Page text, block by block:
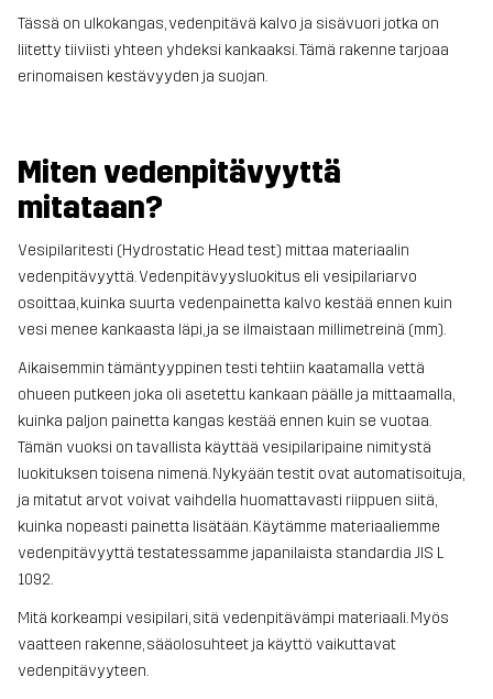
Tässä on ulkokangas, vedenpitävä kalvo ja sisävuori jotka on
liitetty tiiviisti yhteen yhdeksi kankaaksi. Tämä rakenne tarjoaa
erinomaisen kestävyyden ja suojan.
Miten vedenpitävyyttä
mitataan?
Vesipilaritesti (Hydrostatic Head test) mittaa materiaalin
vedenpitävyyttä. Vedenpitävyysluokitus eli vesipilariarvo
osoittaa, kuinka suurta vedenpainetta kalvo kestää ennen kuin
vesi menee kankaasta läpi, ja se ilmaistaan millimetreinä (mm).
Aikaisemmin tämäntyyppinen testi tehtiin kaatamalla vettä
ohueen putkeen joka oli asetettu kankaan päälle ja mittaamalla,
kuinka paljon painetta kangas kestää ennen kuin se vuotaa.
Tämän vuoksi on tavallista käyttää vesipilaripaine nimitystä
luokituksen toisena nimenä. Nykyään testit ovat automatisoituja,
ja mitatut arvot voivat vaihdella huomattavasti riippuen siitä,
kuinka nopeasti painetta lisätään. Käytämme materiaaliemme
vedenpitävyyttä testatessamme japanilaista standardia JIS L
1092.
Mitä korkeampi vesipilari, sitä vedenpitävämpi materiaali. Myös
vaatteen rakenne, sääolosuhteet ja käyttö vaikuttavat
vedenpitävyyteen.